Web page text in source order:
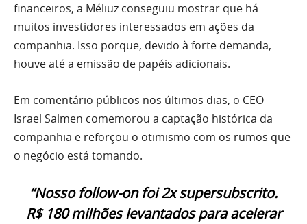
financeiros, a Méliuz conseguiu mostrar que há
muitos investidores interessados em ações da
companhia. Isso porque, devido à forte demanda,
houve até a emissão de papéis adicionais.
Em comentário públicos nos últimos dias, o CEO
Israel Salmen comemorou a captação histórica da
companhia e reforçou o otimismo com os rumos que
o negócio está tomando.
“Nosso follow-on foi 2x supersubscrito.
R$ 180 milhões levantados para acelerar